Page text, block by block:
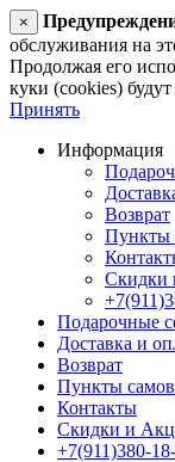
×
обслуживания на
Продолжая его
куки (cookies)
Принять
Информация
Возврат
Пункты
Скидки
Подарочные
Доставка и
Возврат
Пункты
Контакты
Скидки и
+7(911)380-